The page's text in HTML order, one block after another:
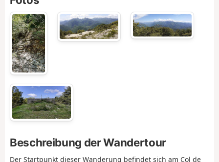
Beschreibung der Wandertour
Der Startpunkt dieser Wanderung befindet sich am Col de